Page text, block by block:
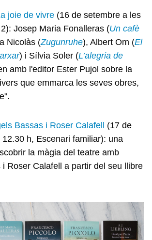
joie de vivre (16 de setembre a les
Josep Maria Fonalleras (Un cafè
Nicolàs (Zugunruhe), Albert Om (El
) i Sílvia Soler (L’alegria de
amb l'editor Ester Pujol sobre la
que emmarca les seves obres,
Bassas i Roser Calafell
(17 de
h, Escenari familiar): una
la màgia del teatre amb
Roser Calafell a partir del seu llibre